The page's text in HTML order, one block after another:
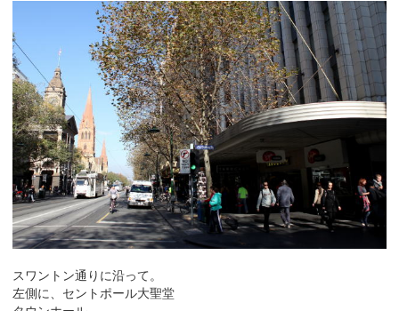
スワントン通りに沿って。
左側に、セントポール大聖堂